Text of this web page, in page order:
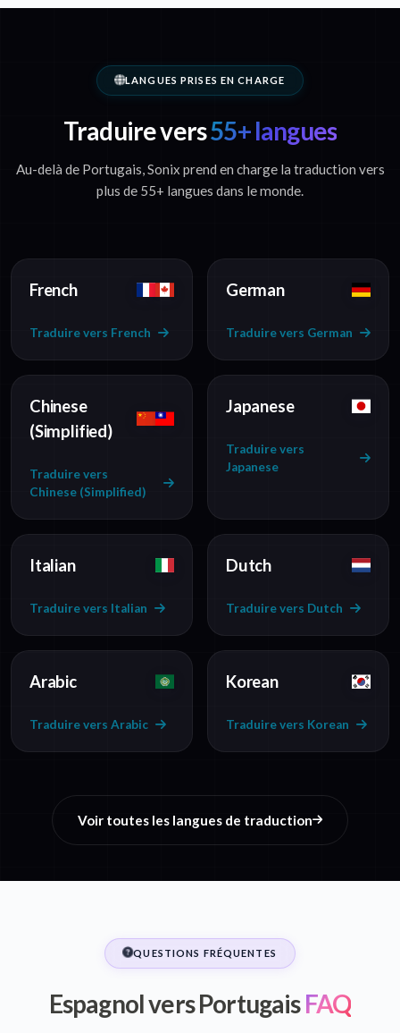
LANGUES PRISES EN CHARGE
Traduire vers55+ langues
Au-delà de Portugais, Sonix prend en charge la traduction vers
plus de 55+ langues dans le monde.
French
Traduire vers French
German
Traduire vers German
Chinese
(Simplified)
Traduire vers
Chinese (Simplified)
Japanese
Traduire vers
Japanese
Italian
Traduire vers Italian
Dutch
Traduire vers Dutch
Arabic
Traduire vers Arabic
Korean
Traduire vers Korean
Voir toutes les langues de traduction
QUESTIONS FRÉQUENTES
Espagnol vers PortugaisFAQ